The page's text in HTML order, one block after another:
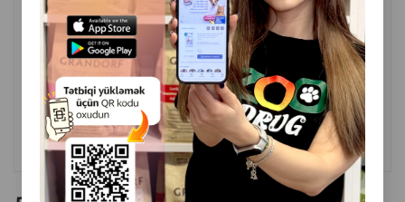
( Отзывы)
Масса Цена
Купить
5.60
КУПИТЬ